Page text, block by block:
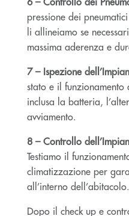
pressione dei
li allineiamo se
massima aderenza e
7 – Ispezione
stato e il funzionamento
inclusa la batteria,
avviamento.
8 – Controllo
Testiamo il
climatizzazione per
all’interno dell’abitacolo.
Dopo il check up e